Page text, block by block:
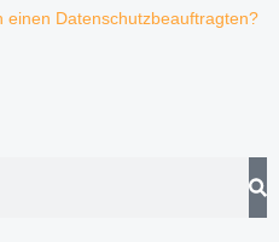
einen Datenschutzbeauftragten?